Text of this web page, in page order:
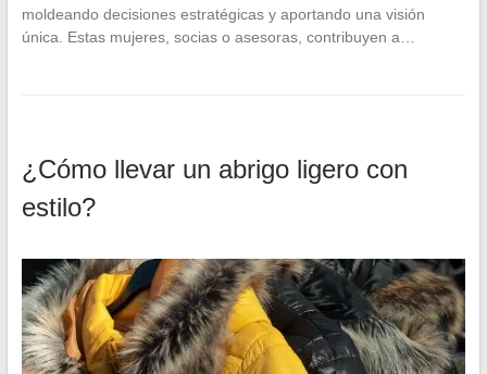
moldeando decisiones estratégicas y aportando una visión
única. Estas mujeres, socias o asesoras, contribuyen a…
¿Cómo llevar un abrigo ligero con
estilo?